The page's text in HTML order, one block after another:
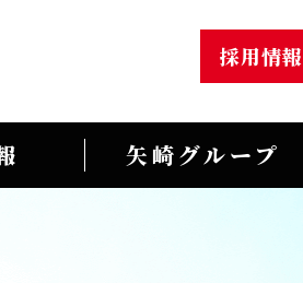
採用情報
矢崎グループ